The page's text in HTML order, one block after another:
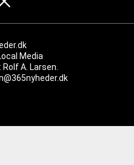
Media
A. Larsen.